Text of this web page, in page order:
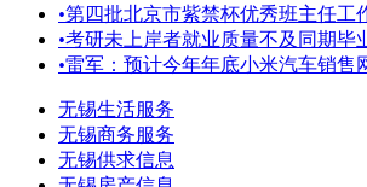
•第四批北京市紫禁杯优秀班主任工
•考研未上岸者就业质量不及同期毕
•雷军：预计今年年底小米汽车销售
无锡生活服务
无锡商务服务
无锡供求信息